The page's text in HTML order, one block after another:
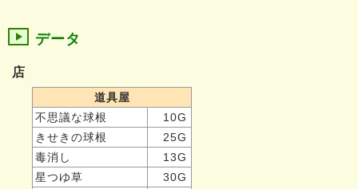
データ
店
道具屋
不思議な球根
10G
きせきの球根
25G
毒消し
13G
星つゆ草
30G